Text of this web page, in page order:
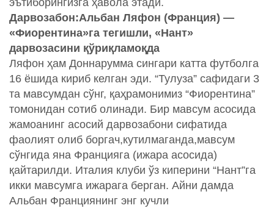
эътиборингизга ҳавола этади.
Дарвозабон:Альбан Ляфон (Франция) —
«Фиорентина»га тегишли, «Нант»
дарвозасини қўриқламоқда
Ляфон ҳам Доннарумма сингари катта футболга
16 ёшида кириб келган эди. “Тулуза” сафидаги 3
та мавсумдан сўнг, қаҳрамонимиз “Фиорентина”
томонидан сотиб олинади. Бир мавсум асосида
жамоанинг асосий дарвозабони сифатида
фаолият олиб боргач,кутилмаганда,мавсум
сўнгида яна Францияга (ижара асосида)
қайтарилди. Италия клуби ўз киперини “Нант”га
икки мавсумга ижарага берган. Айни дамда
Альбан Франциянинг энг кучли